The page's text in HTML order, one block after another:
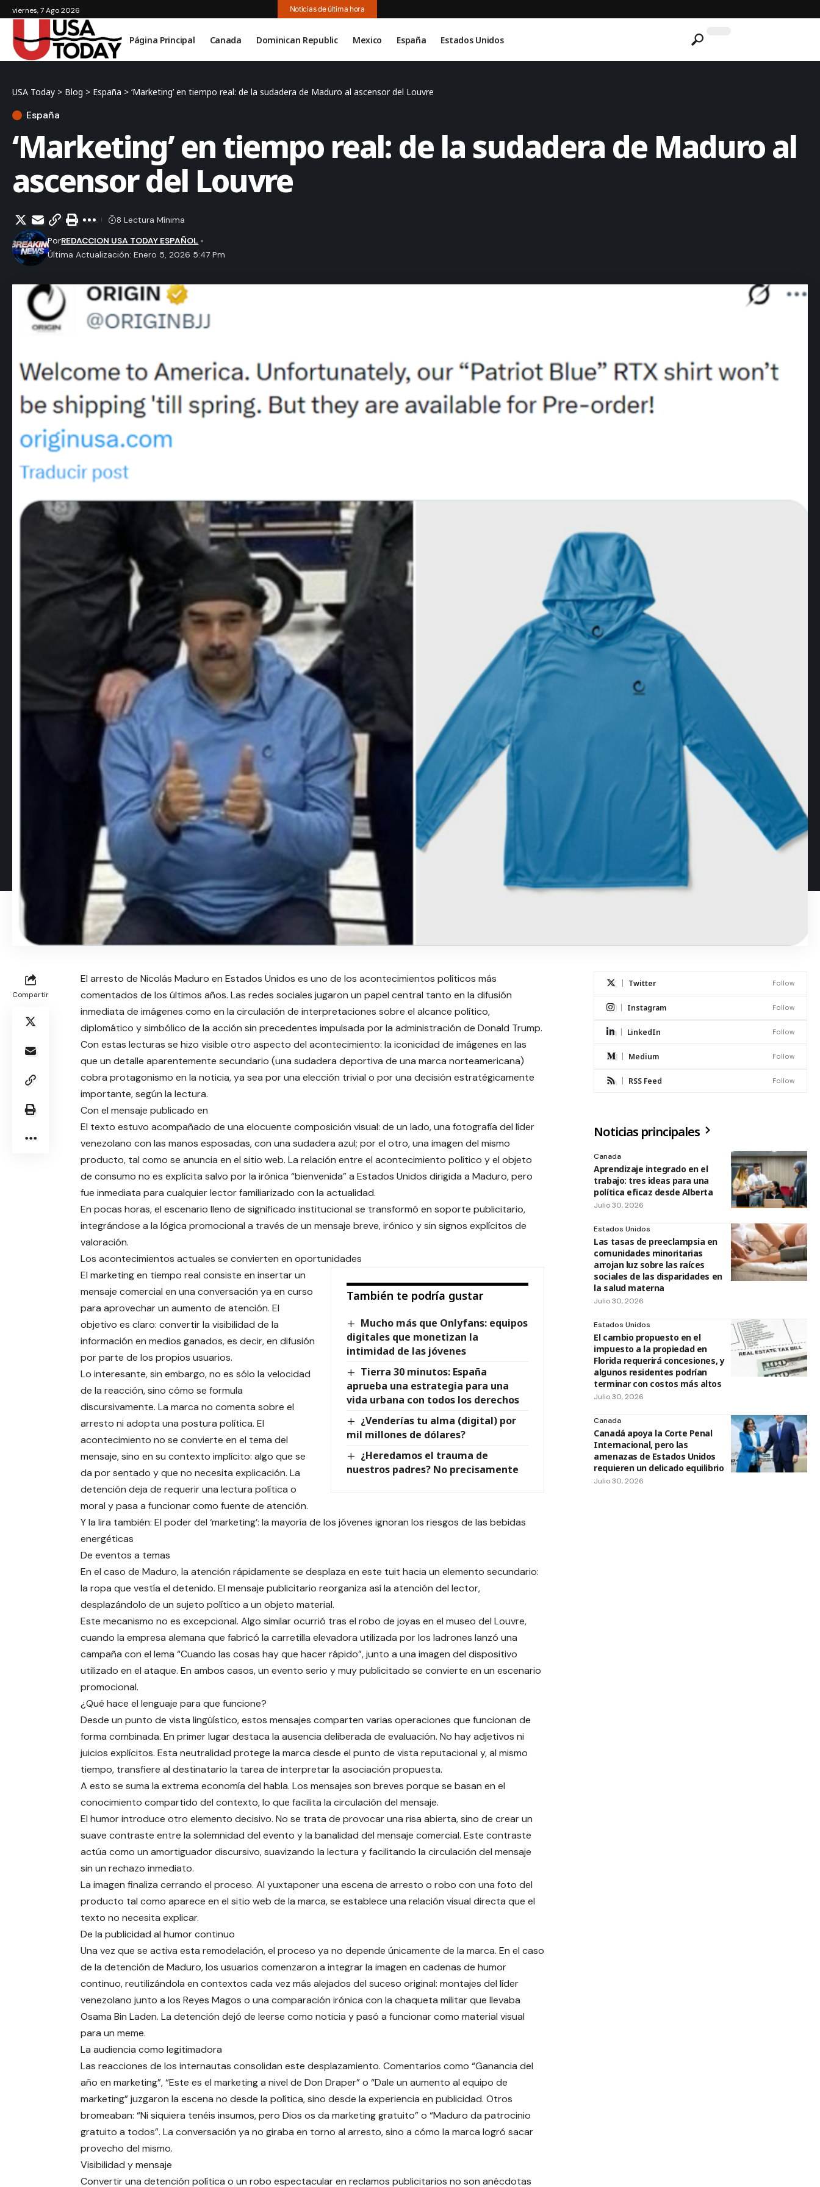
viernes, 7 Ago 2026 Noticias de última hora
Página Principal Canada Dominican Republic Mexico España Estados Unidos
USA Today > Blog > España > ‘Marketing’ en tiempo real: de la sudadera de Maduro al ascensor del Louvre
España
‘Marketing’ en tiempo real: de la sudadera de Maduro al
ascensor del Louvre
Última Actualización: Enero 5, 2026 5:47 Pm
PorREDACCION USA TODAY ESPAÑOL
8 Lectura Mínima
Compartir
El arresto de Nicolás Maduro en Estados Unidos es uno de los acontecimientos políticos más
comentados de los últimos años. Las redes sociales jugaron un papel central tanto en la difusión
inmediata de imágenes como en la circulación de interpretaciones sobre el alcance político,
diplomático y simbólico de la acción sin precedentes impulsada por la administración de Donald Trump.
Con estas lecturas se hizo visible otro aspecto del acontecimiento: la iconicidad de imágenes en las
que un detalle aparentemente secundario (una sudadera deportiva de una marca norteamericana)
cobra protagonismo en la noticia, ya sea por una elección trivial o por una decisión estratégicamente
importante, según la lectura.
Con el mensaje publicado en
El texto estuvo acompañado de una elocuente composición visual: de un lado, una fotografía del líder
venezolano con las manos esposadas, con una sudadera azul; por el otro, una imagen del mismo
producto, tal como se anuncia en el sitio web. La relación entre el acontecimiento político y el objeto
de consumo no es explícita salvo por la irónica “bienvenida” a Estados Unidos dirigida a Maduro, pero
fue inmediata para cualquier lector familiarizado con la actualidad.
En pocas horas, el escenario lleno de significado institucional se transformó en soporte publicitario,
integrándose a la lógica promocional a través de un mensaje breve, irónico y sin signos explícitos de
valoración.
Los acontecimientos actuales se convierten en oportunidades
También te podría gustar
Mucho más que Onlyfans: equipos
digitales que monetizan la
intimidad de las jóvenes
Tierra 30 minutos: España
aprueba una estrategia para una
vida urbana con todos los derechos
¿Venderías tu alma (digital) por
mil millones de dólares?
¿Heredamos el trauma de
nuestros padres? No precisamente
El marketing en tiempo real consiste en insertar un
mensaje comercial en una conversación ya en curso
para aprovechar un aumento de atención. El
objetivo es claro: convertir la visibilidad de la
información en medios ganados, es decir, en difusión
por parte de los propios usuarios.
Lo interesante, sin embargo, no es sólo la velocidad
de la reacción, sino cómo se formula
discursivamente. La marca no comenta sobre el
arresto ni adopta una postura política. El
acontecimiento no se convierte en el tema del
mensaje, sino en su contexto implícito: algo que se
da por sentado y que no necesita explicación. La
detención deja de requerir una lectura política o
moral y pasa a funcionar como fuente de atención.
Y la lira también: El poder del ‘marketing’: la mayoría de los jóvenes ignoran los riesgos de las bebidas
energéticas
De eventos a temas
En el caso de Maduro, la atención rápidamente se desplaza en este tuit hacia un elemento secundario:
la ropa que vestía el detenido. El mensaje publicitario reorganiza así la atención del lector,
desplazándolo de un sujeto político a un objeto material.
Este mecanismo no es excepcional. Algo similar ocurrió tras el robo de joyas en el museo del Louvre,
cuando la empresa alemana que fabricó la carretilla elevadora utilizada por los ladrones lanzó una
campaña con el lema “Cuando las cosas hay que hacer rápido”, junto a una imagen del dispositivo
utilizado en el ataque. En ambos casos, un evento serio y muy publicitado se convierte en un escenario
promocional.
¿Qué hace el lenguaje para que funcione?
Desde un punto de vista lingüístico, estos mensajes comparten varias operaciones que funcionan de
forma combinada. En primer lugar destaca la ausencia deliberada de evaluación. No hay adjetivos ni
juicios explícitos. Esta neutralidad protege la marca desde el punto de vista reputacional y, al mismo
tiempo, transfiere al destinatario la tarea de interpretar la asociación propuesta.
A esto se suma la extrema economía del habla. Los mensajes son breves porque se basan en el
conocimiento compartido del contexto, lo que facilita la circulación del mensaje.
El humor introduce otro elemento decisivo. No se trata de provocar una risa abierta, sino de crear un
suave contraste entre la solemnidad del evento y la banalidad del mensaje comercial. Este contraste
actúa como un amortiguador discursivo, suavizando la lectura y facilitando la circulación del mensaje
sin un rechazo inmediato.
La imagen finaliza cerrando el proceso. Al yuxtaponer una escena de arresto o robo con una foto del
producto tal como aparece en el sitio web de la marca, se establece una relación visual directa que el
texto no necesita explicar.
De la publicidad al humor continuo
Una vez que se activa esta remodelación, el proceso ya no depende únicamente de la marca. En el caso
de la detención de Maduro, los usuarios comenzaron a integrar la imagen en cadenas de humor
continuo, reutilizándola en contextos cada vez más alejados del suceso original: montajes del líder
venezolano junto a los Reyes Magos o una comparación irónica con la chaqueta militar que llevaba
Osama Bin Laden. La detención dejó de leerse como noticia y pasó a funcionar como material visual
para un meme.
La audiencia como legitimadora
Las reacciones de los internautas consolidan este desplazamiento. Comentarios como “Ganancia del
año en marketing”, “Este es el marketing a nivel de Don Draper” o “Dale un aumento al equipo de
marketing” juzgaron la escena no desde la política, sino desde la experiencia en publicidad. Otros
bromeaban: “Ni siquiera tenéis insumos, pero Dios os da marketing gratuito” o “Maduro da patrocinio
gratuito a todos”. La conversación ya no giraba en torno al arresto, sino a cómo la marca logró sacar
provecho del mismo.
Visibilidad y mensaje
Convertir una detención política o un robo espectacular en reclamos publicitarios no son anécdotas
Twitter Follow
Instagram Follow
LinkedIn Follow
Medium Follow
RSS Feed Follow
Noticias principales
Canada
Aprendizaje integrado en el
trabajo: tres ideas para una
política eficaz desde Alberta
Julio 30, 2026
Estados Unidos
Las tasas de preeclampsia en
comunidades minoritarias
arrojan luz sobre las raíces
sociales de las disparidades en
la salud materna
Julio 30, 2026
Estados Unidos
El cambio propuesto en el
impuesto a la propiedad en
Florida requerirá concesiones, y
algunos residentes podrían
terminar con costos más altos
Julio 30, 2026
Canada
Canadá apoya la Corte Penal
Internacional, pero las
amenazas de Estados Unidos
requieren un delicado equilibrio
Julio 30, 2026